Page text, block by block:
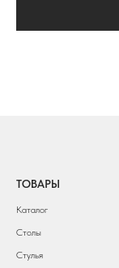
ТОВАРЫ
Каталог
Столы
Стулья